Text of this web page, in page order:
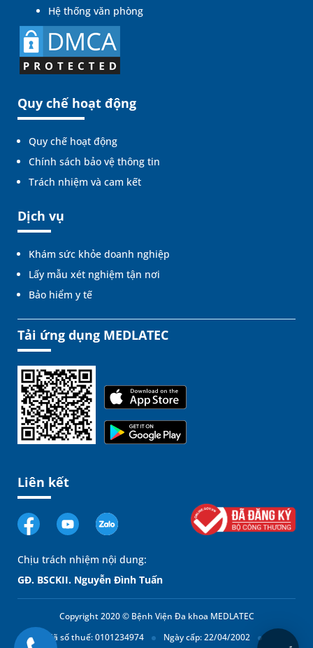
Hệ thống văn phòng
Quy chế hoạt động
Quy chế hoạt động
Chính sách bảo vệ thông tin
Trách nhiệm và cam kết
Dịch vụ
Khám sức khỏe doanh nghiệp
Lấy mẫu xét nghiệm tận nơi
Bảo hiểm y tế
Tải ứng dụng MEDLATEC
Liên kết
Chịu trách nhiệm nội dung:
GĐ. BSCKII. Nguyễn Đình Tuấn
Copyright 2020 © Bệnh Viện Đa khoa MEDLATEC
Mã số thuế: 0101234974
Ngày cấp: 22/04/2002